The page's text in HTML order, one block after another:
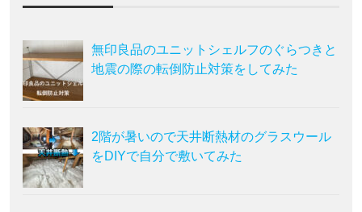
無印良品のユニットシェルフのぐらつきと
地震の際の転倒防止対策をしてみた
2階が暑いので天井断熱材のグラスウール
をDIYで自分で敷いてみた